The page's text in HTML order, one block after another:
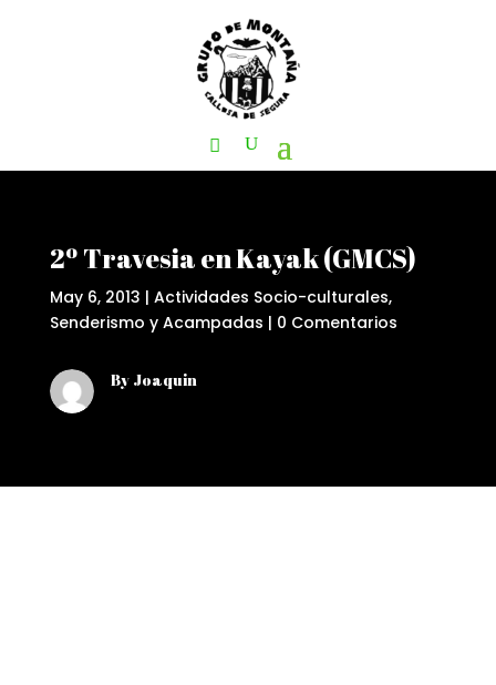
2º Travesia en Kayak (GMCS)
May 6, 2013 | Actividades Socio-culturales,
Senderismo y Acampadas | 0 Comentarios
By Joaquin